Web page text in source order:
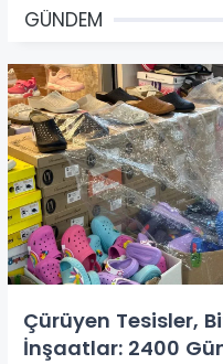
GÜNDEM
Çürüyen Tesisler,
İnşaatlar: 2400